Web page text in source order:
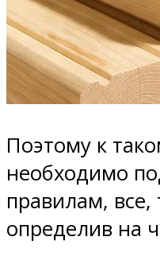
Поэтому к
необходимо
правилам, все,
определив на